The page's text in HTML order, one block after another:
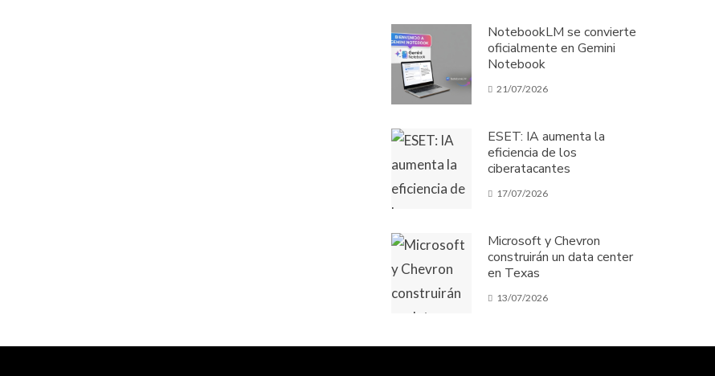
NotebookLM se convierte
oficialmente en Gemini
Notebook
21/07/2026
ESET: IA aumenta la
eficiencia de los
ciberatacantes
17/07/2026
Microsoft y Chevron
construirán un data center
en Texas
13/07/2026